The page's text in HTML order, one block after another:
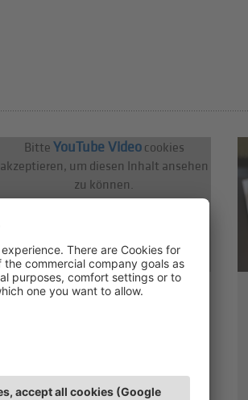
Bitte YouTube Videocookies
akzeptieren, um diesen Inhalt ansehen
zu können.
06/08/2026
Welche Rolle spielt der
Einzelhandel für ein lebendiges